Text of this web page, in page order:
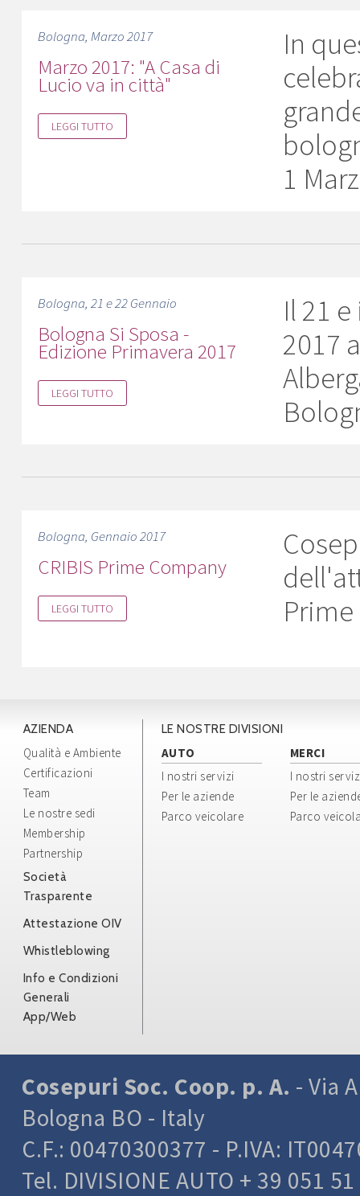
Bologna, Marzo 2017
Marzo 2017: "A Casa di
Lucio va in città"
LEGGI TUTTO
In
1
Bologna, 21 e 22 Gennaio
Bologna Si Sposa -
Edizione Primavera 2017
LEGGI TUTTO
Il 21
2017
Bologna, Gennaio 2017
CRIBIS Prime Company
LEGGI TUTTO
AZIENDA
Qualità e Ambiente
Certificazioni
Team
Le nostre sedi
Membership
Partnership
Società
Trasparente
Attestazione OIV
Whistleblowing
Info e Condizioni
Generali
App/Web
LE NOSTRE DIVISIONI
AUTO
I nostri servizi
Per le aziende
Parco veicolare
MERCI
I nostri
Per le
Parco
Cosepuri Soc. Coop. p. A. - Via
Bologna BO - Italy
C.F.: 00470300377 - P.IVA:
Tel. DIVISIONE AUTO + 39 051